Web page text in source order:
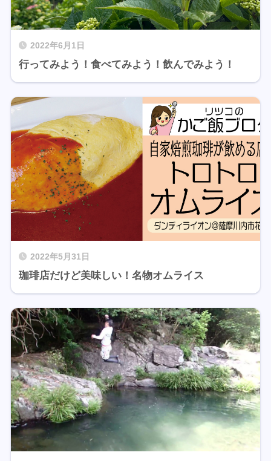
2022年6月1日
行ってみよう！食べてみよう！飲んでみよう！
2022年5月31日
珈琲店だけど美味しい！名物オムライス